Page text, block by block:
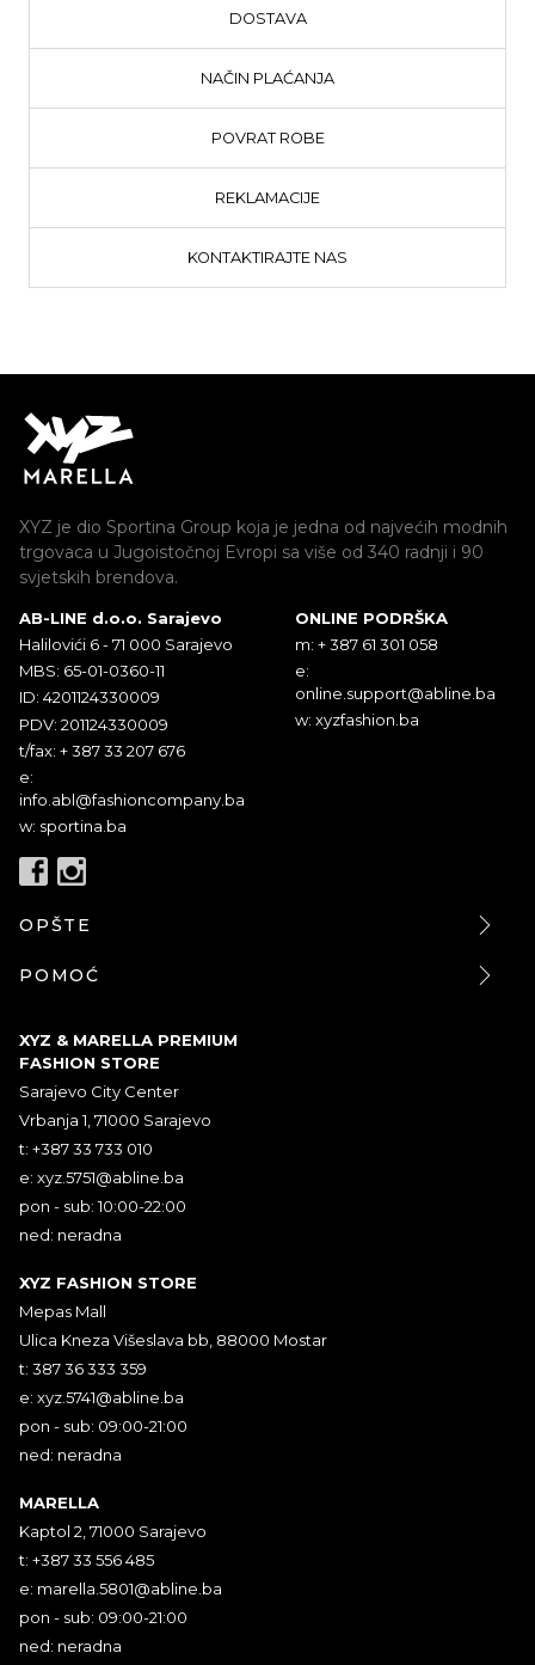
DOSTAVA
NAČIN PLAĆANJA
POVRAT ROBE
REKLAMACIJE
KONTAKTIRAJTE NAS
XYZ je dio Sportina Group koja je jedna od najvećih modnih
trgovaca u Jugoistočnoj Evropi sa više od 340 radnji i 90
svjetskih brendova.
AB-LINE d.o.o. Sarajevo
Halilovići 6 - 71 000 Sarajevo
MBS: 65-01-0360-11
ID: 4201124330009
PDV: 201124330009
t/fax: + 387 33 207 676
e:
info.abl@fashioncompany.ba
w: sportina.ba
ONLINE PODRŠKA
m: + 387 61 301 058
e:
online.support@abline.ba
w: xyzfashion.ba
OPŠTE
POMOĆ
XYZ & MARELLA PREMIUM
FASHION STORE
Sarajevo City Center
Vrbanja 1, 71000 Sarajevo
t: +387 33 733 010
e: xyz.5751@abline.ba
pon - sub: 10:00-22:00
ned: neradna
XYZ FASHION STORE
Mepas Mall
Ulica Kneza Višeslava bb, 88000 Mostar
t: 387 36 333 359
e: xyz.5741@abline.ba
pon - sub: 09:00-21:00
ned: neradna
MARELLA
Kaptol 2, 71000 Sarajevo
t: +387 33 556 485
e: marella.5801@abline.ba
pon - sub: 09:00-21:00
ned: neradna